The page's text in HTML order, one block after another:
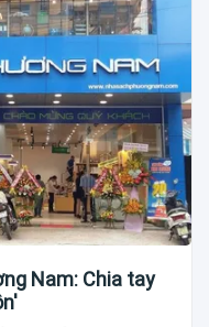
Nam: Chia tay